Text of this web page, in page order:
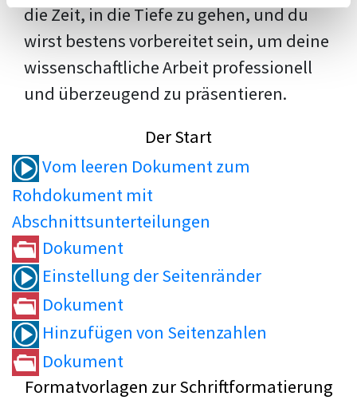
die Zeit, in die Tiefe zu gehen, und du
wirst bestens vorbereitet sein, um deine
wissenschaftliche Arbeit professionell
und überzeugend zu präsentieren.
Der Start
Vom leeren Dokument zum
Rohdokument mit
Abschnittsunterteilungen
Dokument
Einstellung der Seitenränder
Dokument
Hinzufügen von Seitenzahlen
Dokument
Formatvorlagen zur Schriftformatierung